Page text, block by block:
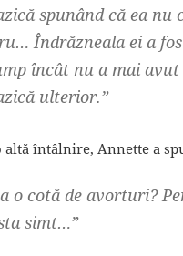
spunând că ea nu
Îndrăzneala ei a
încât nu a mai
ulterior.”
întâlnire, Annette a
o cotă de avorturi?
simt…”